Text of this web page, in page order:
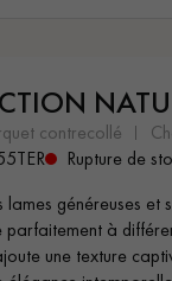
PARQUET EN BOIS
EXOTIQUE
PARQUET LAMES
LARGES XXL
contrecollé
Rupture de
lames généreuses et
à
une texture